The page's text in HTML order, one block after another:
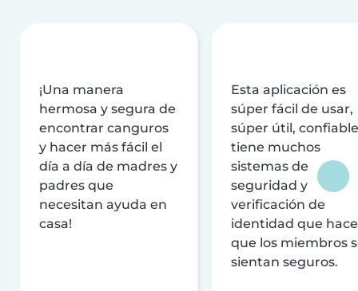
¡Una manera
hermosa y segura de
encontrar canguros
y hacer más fácil el
día a día de madres y
padres que
necesitan ayuda en
casa!
Esta aplicación es
súper fácil de usar,
súper útil,
tiene muchos
sistemas de
seguridad y
verificación de
identidad que
que los miembros
sientan seguros.